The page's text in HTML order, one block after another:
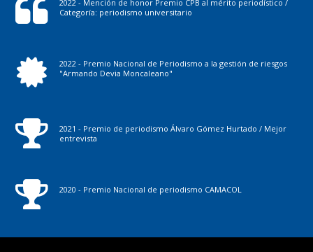
2022 - Mención de honor Premio CPB al mérito periodístico /
Categoría: periodismo universitario
2022 - Premio Nacional de Periodismo a la gestión de riesgos
"Armando Devia Moncaleano"
2021 - Premio de periodismo Álvaro Gómez Hurtado / Mejor
entrevista
2020 - Premio Nacional de periodismo CAMACOL